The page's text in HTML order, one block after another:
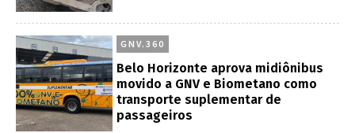
GNV.360
Belo Horizonte aprova midiônibus
movido a GNV e Biometano como
transporte suplementar de
passageiros